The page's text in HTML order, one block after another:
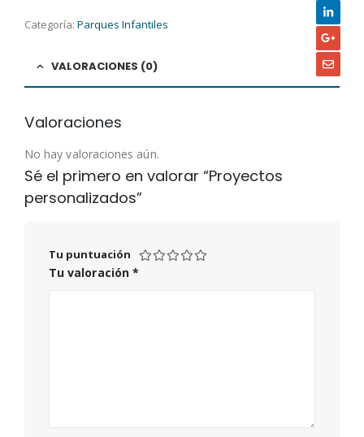
Categoría: Parques Infantiles
VALORACIONES (0)
Valoraciones
No hay valoraciones aún.
Sé el primero en valorar “Proyectos
personalizados”
Tu puntuación
Tu valoración *